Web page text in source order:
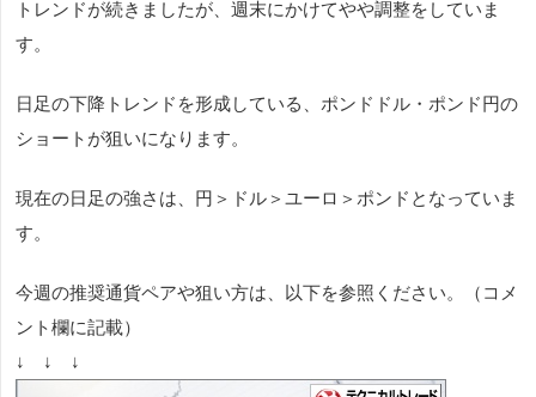
トレンドが続きましたが、週末にかけてやや調整をしていま
す。
日足の下降トレンドを形成している、ポンドドル・ポンド円の
ショートが狙いになります。
現在の日足の強さは、円＞ドル＞ユーロ＞ポンドとなっていま
す。
今週の推奨通貨ペアや狙い方は、以下を参照ください。（コメ
ント欄に記載）
↓ ↓ ↓